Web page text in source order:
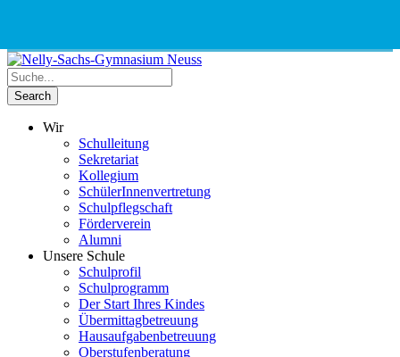
Wir
Schulleitung
Sekretariat
Kollegium
SchülerInnenvertretung
Schulpflegschaft
Förderverein
Alumni
Unsere Schule
Schulprofil
Schulprogramm
Der Start Ihres Kindes
Übermittagbetreuung
Hausaufgabenbetreuung
Oberstufenberatung
Number
for
calling
Address
Maps